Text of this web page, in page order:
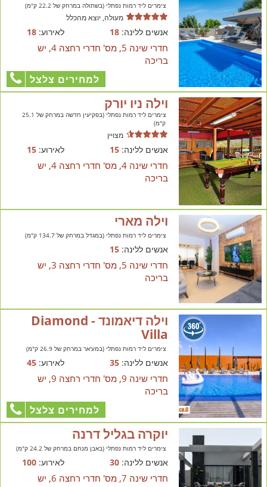
צימרים ליד רמות נפתלי (בשתולה במרחק של 22.2 ק"מ)
מעולה, יוצא מהכלל
אנשים ללינה:18 לאירוע:18
חדרי שינה 5, מס' חדרי רחצה 4, יש
בריכה
למחירים צלצל
וילה ניו יורק
צימרים ליד רמות נפתלי (בפקיעין חדשה במרחק של 25.1
ק"מ)
מצויין
אנשים ללינה:15 לאירוע:15
חדרי שינה 4, מס' חדרי רחצה 4, יש
בריכה
וילה מארי
צימרים ליד רמות נפתלי (במגדל במרחק של 134.7 ק"מ)
אנשים ללינה:15
חדרי שינה 5, מס' חדרי רחצה 3, יש
בריכה
וילה דיאמונד - Diamond
Villa
צימרים ליד רמות נפתלי (במע'אר במרחק של 26.9 ק"מ)
אנשים ללינה:35 לאירוע:45
חדרי שינה 9, מס' חדרי רחצה 9, יש
בריכה
למחירים צלצל
יוקרה בגליל דרנה
צימרים ליד רמות נפתלי (באבן מנחם במרחק של 24.2 ק"מ)
אנשים ללינה:30 לאירוע:100
חדרי שינה 7, מס' חדרי רחצה 6, יש